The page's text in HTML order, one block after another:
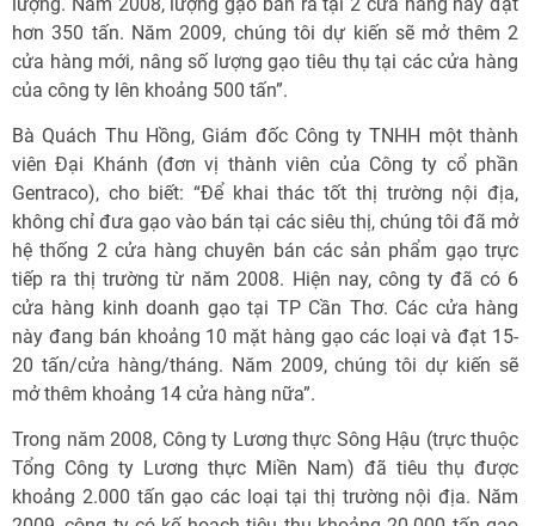
hơn 350 tấn. Năm 2009, chúng tôi dự kiến sẽ mở thêm 2
cửa hàng mới, nâng số lượng gạo tiêu thụ tại các cửa hàng
của công ty lên khoảng 500 tấn”.
Bà Quách Thu Hồng, Giám đốc Công ty TNHH một thành
viên Đại Khánh (đơn vị thành viên của Công ty cổ phần
Gentraco), cho biết: “Để khai thác tốt thị trường nội địa,
không chỉ đưa gạo vào bán tại các siêu thị, chúng tôi đã mở
hệ thống 2 cửa hàng chuyên bán các sản phẩm gạo trực
tiếp ra thị trường từ năm 2008. Hiện nay, công ty đã có 6
cửa hàng kinh doanh gạo tại TP Cần Thơ. Các cửa hàng
này đang bán khoảng 10 mặt hàng gạo các loại và đạt 15-
20 tấn/cửa hàng/tháng. Năm 2009, chúng tôi dự kiến sẽ
mở thêm khoảng 14 cửa hàng nữa”.
Trong năm 2008, Công ty Lương thực Sông Hậu (trực thuộc
Tổng Công ty Lương thực Miền Nam) đã tiêu thụ được
khoảng 2.000 tấn gạo các loại tại thị trường nội địa. Năm